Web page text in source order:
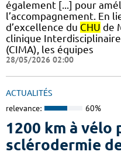
également [...] pour
l’accompagnement. En
d’excellence du CHU de
clinique
(CIMA), les équipes
28/05/2026 02:00
ACTUALITÉS
relevance: 60%
1200 km à
sclérodermie